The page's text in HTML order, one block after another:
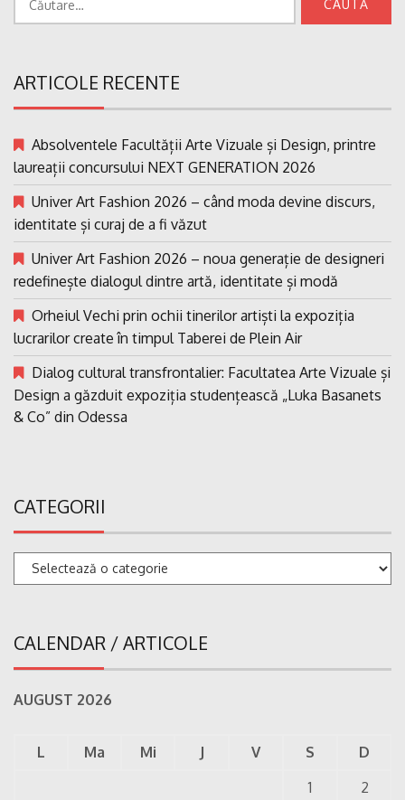
ARTICOLE RECENTE
Absolventele Facultății Arte Vizuale și Design, printre
laureații concursului NEXT GENERATION 2026
Univer Art Fashion 2026 – când moda devine discurs,
identitate și curaj de a fi văzut
Univer Art Fashion 2026 – noua generație de designeri
redefinește dialogul dintre artă, identitate și modă
Orheiul Vechi prin ochii tinerilor artiști la expoziția
lucrarilor create în timpul Taberei de Plein Air
Dialog cultural transfrontalier: Facultatea Arte Vizuale și
Design a găzduit expoziția studențească „Luka Basanets
& Co” din Odessa
CATEGORII
Categorii
CALENDAR / ARTICOLE
AUGUST 2026
L Ma Mi J V S
D
1
2